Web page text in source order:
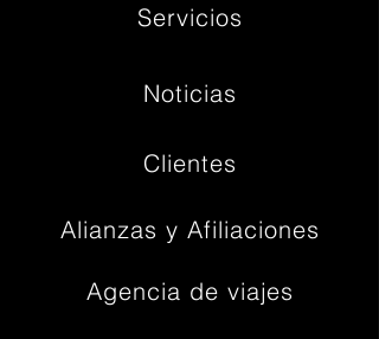
Servicios
Noticias
Clientes
Alianzas y Afiliaciones
Agencia de viajes